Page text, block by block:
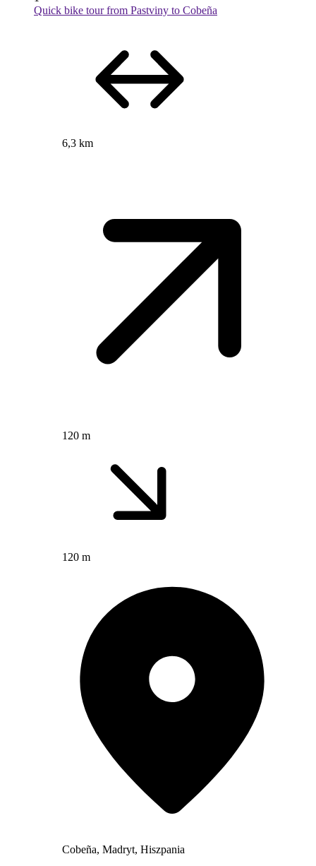
Quick bike tour from Pastviny to Cobeña
6,3 km
120 m
120 m
Cobeña, Madryt, Hiszpania